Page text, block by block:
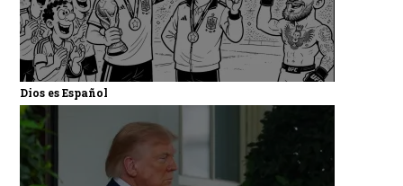
Dios es Español